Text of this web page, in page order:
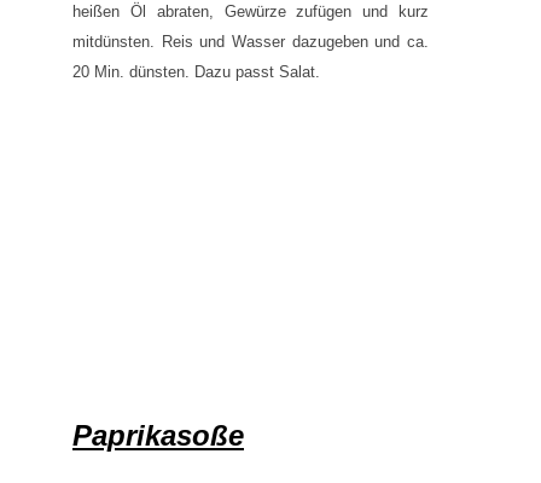
heißen Öl abraten, Gewürze zufügen und kurz
mitdünsten. Reis und Wasser dazugeben und ca.
20 Min. dünsten. Dazu passt Salat.
Paprikasoße